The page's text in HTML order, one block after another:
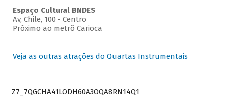
Espaço Cultural BNDES
Av, Chile, 100 - Centro
Próximo ao metrô Carioca
Veja as outras atrações do Quartas Instrumentais
Z7_7QGCHA41LODH60A3OQA8RN14Q1